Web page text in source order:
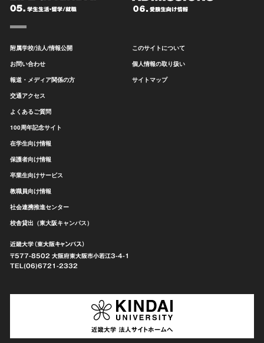
附属学校/法人/情報公開
お問い合わせ
報道・メディア関係の方
交通アクセス
よくあるご質問
100周年記念サイト
在学生向け情報
保護者向け情報
卒業生向けサービス
教職員向け情報
社会連携推進センター
校舎貸出（東大阪キャンパス）
このサイトについて
個人情報の取り扱い
サイトマップ
近畿大学（東大阪キャンパス）
〒577-8502 大阪府東大阪市小若江3-4-1
TEL(06)6721-2332